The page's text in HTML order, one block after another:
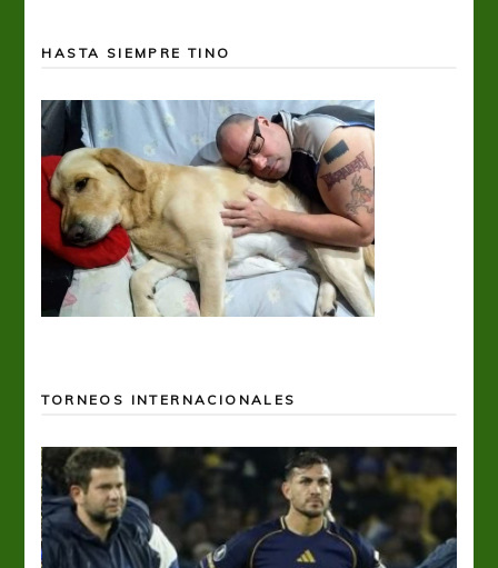
HASTA SIEMPRE TINO
TORNEOS INTERNACIONALES